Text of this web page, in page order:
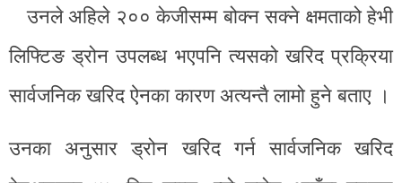
उनले अहिले २०० केजीसम्म बोक्न सक्ने क्षमताको हेभी
लिफ्टिङ ड्रोन उपलब्ध भएपनि त्यसको खरिद प्रक्रिया
सार्वजनिक खरिद ऐनका कारण अत्यन्तै लामो हुने बताए ।
उनका अनुसार ड्रोन खरिद गर्न सार्वजनिक खरिद